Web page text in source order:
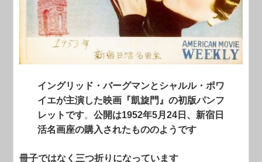
イングリッド・バーグマンとシャルル・ポワ
イエが主演した映画『凱旋門』の初版パンフ
レットです。 公開は1952年5月24日、新宿日
活名画座の購入されたもののようです
冊子ではなく三つ折りになっています